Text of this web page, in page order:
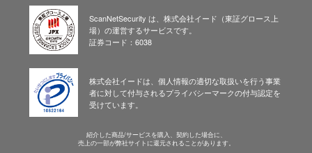
ScanNetSecurity は、株式会社イード（東証グロース上
場）の運営するサービスです。
証券コード：6038
株式会社イードは、個人情報の適切な取扱いを行う事業
者に対して付与されるプライバシーマークの付与認定を
受けています。
紹介した商品/サービスを購入、契約した場合に、
売上の一部が弊社サイトに還元されることがあります。